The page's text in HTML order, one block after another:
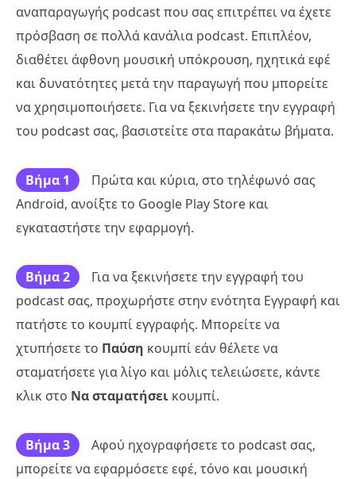
αναπαραγωγής podcast που σας επιτρέπει να έχετε
πρόσβαση σε πολλά κανάλια podcast. Επιπλέον,
διαθέτει άφθονη μουσική υπόκρουση, ηχητικά εφέ
και δυνατότητες μετά την παραγωγή που μπορείτε
να χρησιμοποιήσετε. Για να ξεκινήσετε την εγγραφή
του podcast σας, βασιστείτε στα παρακάτω βήματα.
Βήμα 1
Πρώτα και κύρια, στο τηλέφωνό σας
Android, ανοίξτε το Google Play Store και
εγκαταστήστε την εφαρμογή.
Βήμα 2
Για να ξεκινήσετε την εγγραφή του
podcast σας, προχωρήστε στην ενότητα Εγγραφή και
πατήστε το κουμπί εγγραφής. Μπορείτε να
χτυπήσετε το Παύση κουμπί εάν θέλετε να
σταματήσετε για λίγο και μόλις τελειώσετε, κάντε
κλικ στο Να σταματήσει κουμπί.
Βήμα 3
Αφού ηχογραφήσετε το podcast σας,
μπορείτε να εφαρμόσετε εφέ, τόνο και μουσική